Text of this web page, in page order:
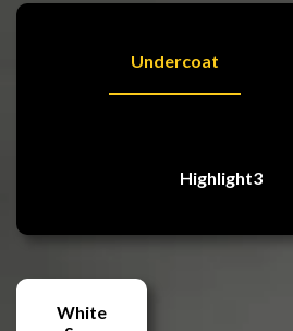
Undercoat
Highlight3
White